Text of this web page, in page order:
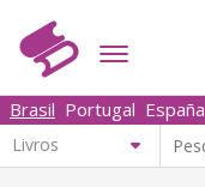
Brasil Portugal España